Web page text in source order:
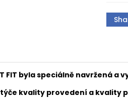
FIT byla speciálně navržená
kvality provedení a kvality